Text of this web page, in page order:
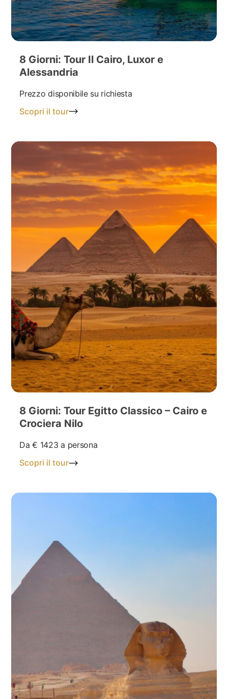
8 Giorni: Tour Il Cairo, Luxor e
Alessandria
Prezzo disponibile su richiesta
Scopri il tour
8 Giorni: Tour Egitto Classico – Cairo e
Crociera Nilo
Da€ 1423 a persona
Scopri il tour